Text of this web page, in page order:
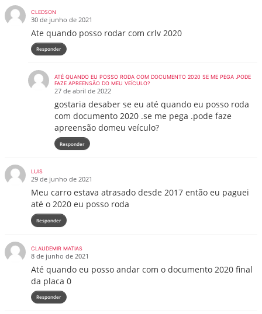
CLEDSON
30 de junho de 2021
Ate quando posso rodar com crlv 2020
Responder
ATÉ QUANDO EU POSSO RODA COM DOCUMENTO 2020 SE ME PEGA .PODE
FAZE APREENSÃO DO MEU VEÍCULO?
27 de abril de 2022
gostaria desaber se eu até quando eu posso roda
com documento 2020 .se me pega .pode faze
apreensão domeu veículo?
Responder
LUIS
29 de junho de 2021
Meu carro estava atrasado desde 2017 então eu paguei
até o 2020 eu posso roda
Responder
CLAUDEMIR MATIAS
8 de junho de 2021
Até quando eu posso andar com o documento 2020 final
da placa 0
Responder